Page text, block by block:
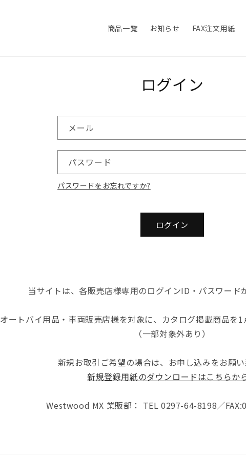
商品一覧 お知らせ FAX注文用紙
ログイン
メール
パスワード
パスワードをお忘れですか?
ログイン
当サイトは、各販売店様専用のログインID・パスワード
オートバイ用品・車両販売店様を対象に、カタログ掲載商品を1
（一部対象外あり）
新規お取引ご希望の場合は、お申し込みをお願い
新規登録用紙のダウンロードはこちらか
Westwood MX 業販部： TEL 0297-64-8198／